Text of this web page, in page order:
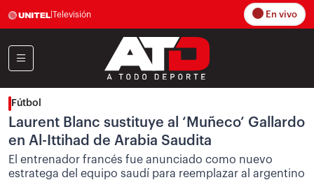
Televisión En vivo
Fútbol
Laurent Blanc sustituye al ‘Muñeco’ Gallardo
en Al-Ittihad de Arabia Saudita
El entrenador francés fue anunciado como nuevo
estratega del equipo saudí para reemplazar al argentino